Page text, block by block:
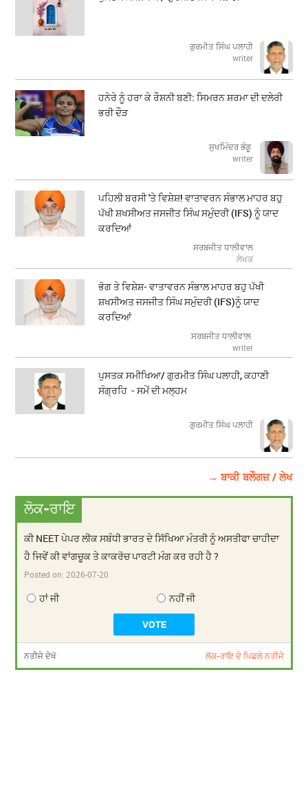
ਗੁਰਮੀਤ ਸਿੰਘ ਪਲਾਹੀ
writer
ਹਨੇਰੇ ਨੂੰ ਹਰਾ ਕੇ ਰੌਸ਼ਨੀ ਬਣੀ: ਸਿਮਰਨ ਸ਼ਰਮਾ ਦੀ ਦਲੇਰੀ
ਭਰੀ ਦੌੜ
ਸੁਖਮਿੰਦਰ ਭੰਗੂ
writer
ਪਹਿਲੀ ਬਰਸੀ 'ਤੇ ਵਿਸ਼ੇਸ਼! ਵਾਤਾਵਰਨ ਸੰਭਾਲ ਮਾਹਰ ਬਹੁ
ਪੱਖੀ ਸ਼ਖਸੀਅਤ ਜਸਜੀਤ ਸਿੰਘ ਸਮੁੰਦਰੀ (IFS) ਨੂੰ ਯਾਦ
ਕਰਦਿਆਂ
ਸਰਬਜੀਤ ਧਾਲੀਵਾਲ
ਲੇਖਕ
ਭੋਗ ਤੇ ਵਿਸ਼ੇਸ਼- ਵਾਤਾਵਰਨ ਸੰਭਾਲ ਮਾਹਰ ਬਹੁ ਪੱਖੀ
ਸ਼ਖਸੀਅਤ ਜਸਜੀਤ ਸਿੰਘ ਸਮੁੰਦਰੀ (IFS)ਨੂੰ ਯਾਦ
ਕਰਦਿਆਂ
ਸਰਬਜੀਤ ਧਾਲੀਵਾਲ
writer
ਪੁਸਤਕ ਸਮੀਖਿਆ/ ਗੁਰਮੀਤ ਸਿੰਘ ਪਲਾਹੀ, ਕਹਾਣੀ
ਸੰਗ੍ਰਹਿ - ਸਮੇਂ ਦੀ ਮਲ੍ਹਮ
ਗੁਰਮੀਤ ਸਿੰਘ ਪਲਾਹੀ
→ ਬਾਕੀ ਬਲੌਗਜ਼ / ਲੇਖ
ਲੋਕ-ਰਾਇ
ਕੀ NEET ਪੇਪਰ ਲੀਕ ਸਬੰਧੀ ਭਾਰਤ ਦੇ ਸਿੱਖਿਆ ਮੰਤਰੀ ਨੂੰ ਅਸਤੀਫਾ ਚਾਹੀਦਾ
ਹੈ ਜਿਵੇਂ ਕੀ ਵਾਂਗਚੂਕ ਤੇ ਕਾਕਰੋਚ ਪਾਰਟੀ ਮੰਗ ਕਰ ਰਹੀ ਹੈ ?
Posted on:2026-07-20
ਹਾਂ ਜੀ ਨਹੀਂ ਜੀ
ਨਤੀਜੇ ਦੇਖੋ ਲੋਕ-ਰਾਇ ਦੇ ਪਿਛਲੇ ਨਤੀਜੇ